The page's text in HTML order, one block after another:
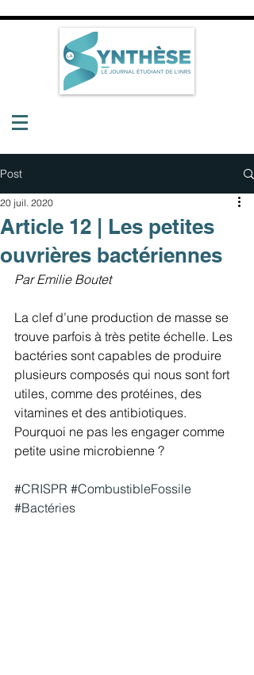
Post
Article 12 | Les petites
ouvrières bactériennes
20 juil. 2020
Par Emilie Boutet
La clef d’une production de masse se
trouve parfois à très petite échelle. Les
bactéries sont capables de produire
plusieurs composés qui nous sont fort
utiles, comme des protéines, des
vitamines et des antibiotiques.
Pourquoi ne pas les engager comme
petite usine microbienne ?
#CRISPR #CombustibleFossile
#Bactéries